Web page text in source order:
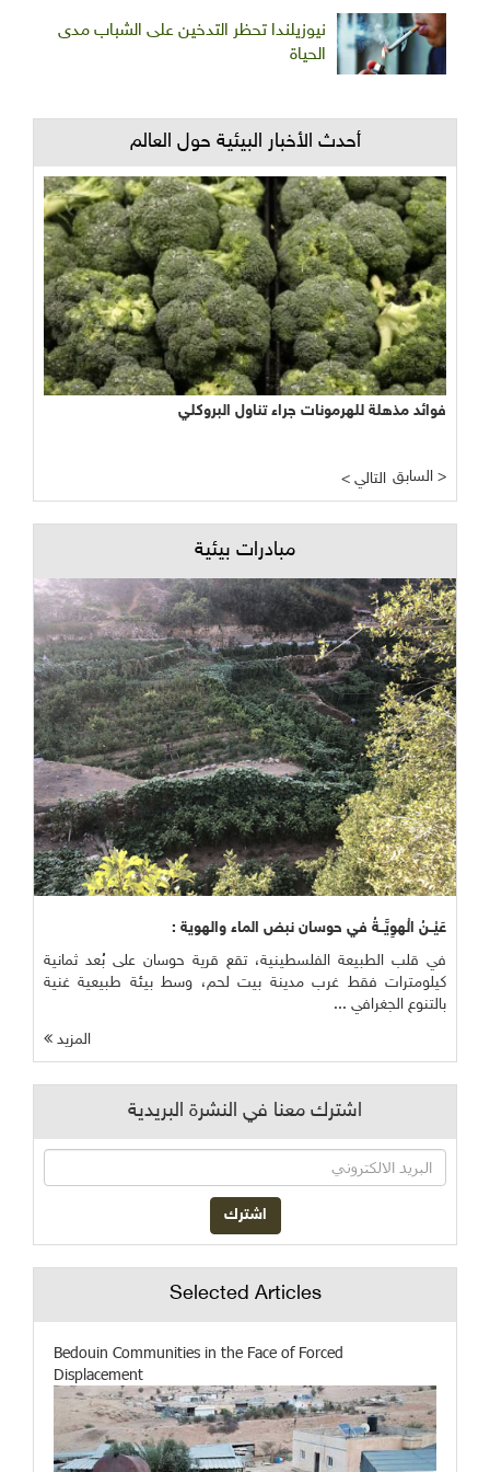
نيوزيلندا تحظر التدخين على الشباب مدى
الحياة
أحدث الأخبار البيئية حول العالم
فوائد مذهلة للهرمونات جراء تناول البروكلي
< التالي السابق >
مبادرات بيئية
عَيْــنُ الْهوِيَّــةُ في حوسان نبض الماء والهوية :
في قلب الطبيعة الفلسطينية، تقع قرية حوسان على بُعد ثمانية
كيلومترات فقط غرب مدينة بيت لحم، وسط بيئة طبيعية غنية
بالتنوع الجغرافي ...
المزيد
اشترك معنا في النشرة البريدية
Selected Articles
Bedouin Communities in the Face of Forced
Displacement